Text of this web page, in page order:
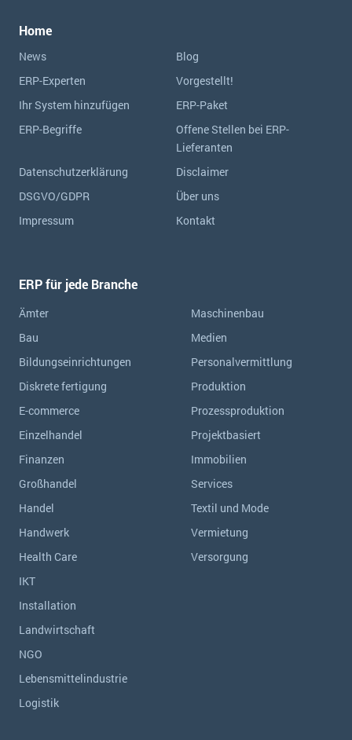
Home
News
Blog
ERP-Experten
Vorgestellt!
Ihr System hinzufügen
ERP-Paket
ERP-Begriffe
Offene Stellen bei ERP-
Lieferanten
Datenschutzerklärung
Disclaimer
DSGVO/GDPR
Über uns
Impressum
Kontakt
ERP für jede Branche
Ämter
Bau
Bildungseinrichtungen
Diskrete fertigung
E-commerce
Einzelhandel
Finanzen
Großhandel
Handel
Handwerk
Health Care
IKT
Installation
Landwirtschaft
NGO
Lebensmittelindustrie
Logistik
Maschinenbau
Medien
Personalvermittlung
Produktion
Prozessproduktion
Projektbasiert
Immobilien
Services
Textil und Mode
Vermietung
Versorgung